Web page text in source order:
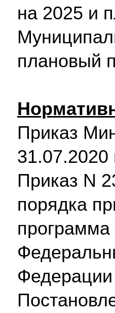
на 2025 и
плановый
Приказ
Приказ N
порядка
программа